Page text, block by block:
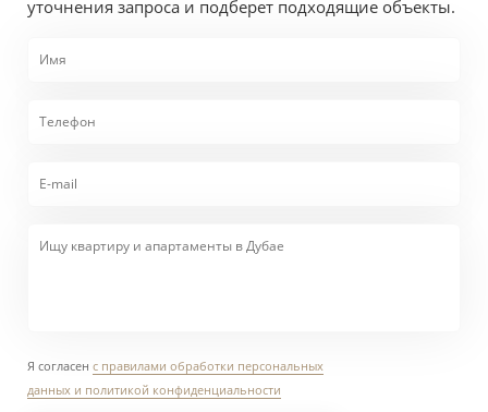
уточнения запроса и подберет подходящие объекты.
Я согласен с правилами обработки персональных
данных и политикой конфиденциальности